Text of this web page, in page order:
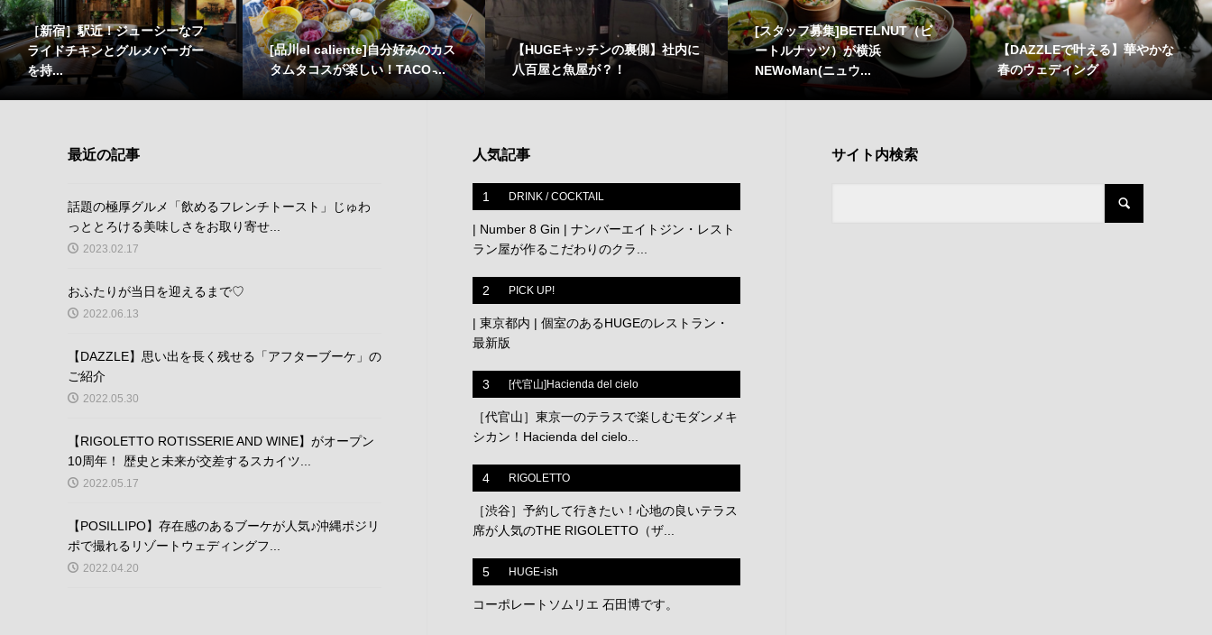
［新宿］駅近！ジューシーなフ
ライドチキンとグルメバーガー
を持...
[品川el caliente]自分好みのカス
タムタコスが楽しい！TACO ̵...
【HUGEキッチンの裏側】社内に
八百屋と魚屋が？！
[スタッフ募集]BETELNUT（ビ
ートルナッツ）が横浜
NEWoMan(ニュウ...
【DAZZLEで叶える】華やかな
春のウェディング
最近の記事
話題の極厚グルメ「飲めるフレンチトースト」じゅわ
っととろける美味しさをお取り寄せ...
2023.02.17
おふたりが当日を迎えるまで♡
2022.06.13
【DAZZLE】思い出を長く残せる「アフターブーケ」の
ご紹介
2022.05.30
【RIGOLETTO ROTISSERIE AND WINE】がオープン
10周年！ 歴史と未来が交差するスカイツ...
2022.05.17
【POSILLIPO】存在感のあるブーケが人気♪沖縄ポジリ
ポで撮れるリゾートウェディングフ...
2022.04.20
人気記事
1 DRINK / COCKTAIL
| Number 8 Gin | ナンバーエイトジン・レスト
ラン屋が作るこだわりのクラ...
2 PICK UP!
| 東京都内 | 個室のあるHUGEのレストラン・
最新版
3 [代官山]Hacienda del cielo
［代官山］東京一のテラスで楽しむモダンメキ
シカン！Hacienda del cielo...
4 RIGOLETTO
［渋谷］予約して行きたい！心地の良いテラス
席が人気のTHE RIGOLETTO（ザ...
5 HUGE-ish
コーポレートソムリエ 石田博です。
サイト内検索